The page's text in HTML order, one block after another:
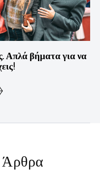
Απλά βήματα για να